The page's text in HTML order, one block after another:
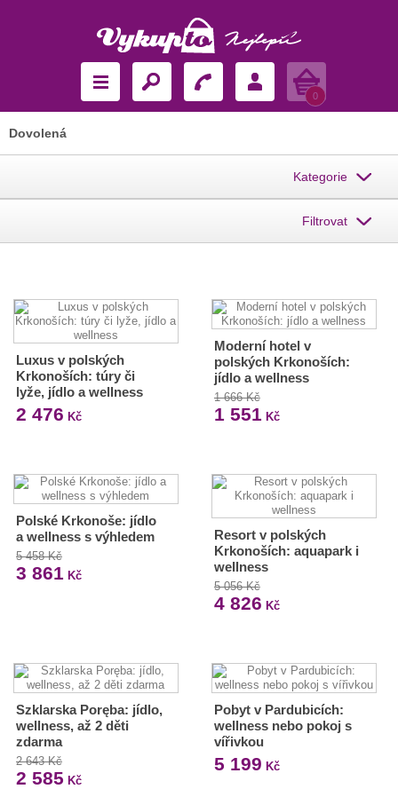
Košík
0
Dovolená
Kategorie
Filtrovat
Luxus v polských
Krkonoších: túry či
lyže, jídlo a wellness
2 476 Kč
Moderní hotel v
polských Krkonoších:
jídlo a wellness
1 666 Kč
1 551 Kč
Polské Krkonoše: jídlo
a wellness s výhledem
5 458 Kč
3 861 Kč
Resort v polských
Krkonoších: aquapark i
wellness
5 056 Kč
4 826 Kč
Szklarska Poręba: jídlo,
wellness, až 2 děti
zdarma
2 643 Kč
2 585 Kč
Pobyt v Pardubicích:
wellness nebo pokoj s
vířivkou
5 199 Kč